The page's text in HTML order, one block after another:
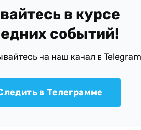
в курсе
событий!
на наш канал в Telegram
в Телеграмме